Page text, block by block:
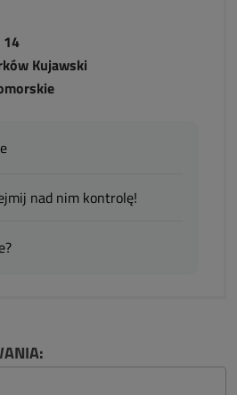
14
Kujawski
nad nim kontrolę!